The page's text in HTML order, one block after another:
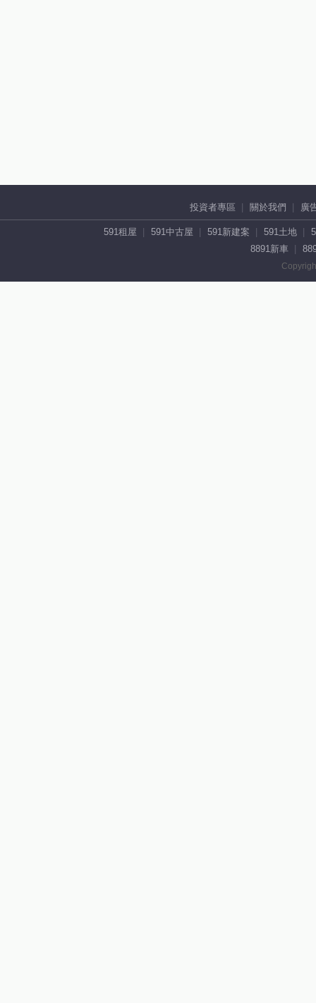
投資者專區 關於我們 廣
591租屋 591中古屋 591新建案 591土地
8891新車